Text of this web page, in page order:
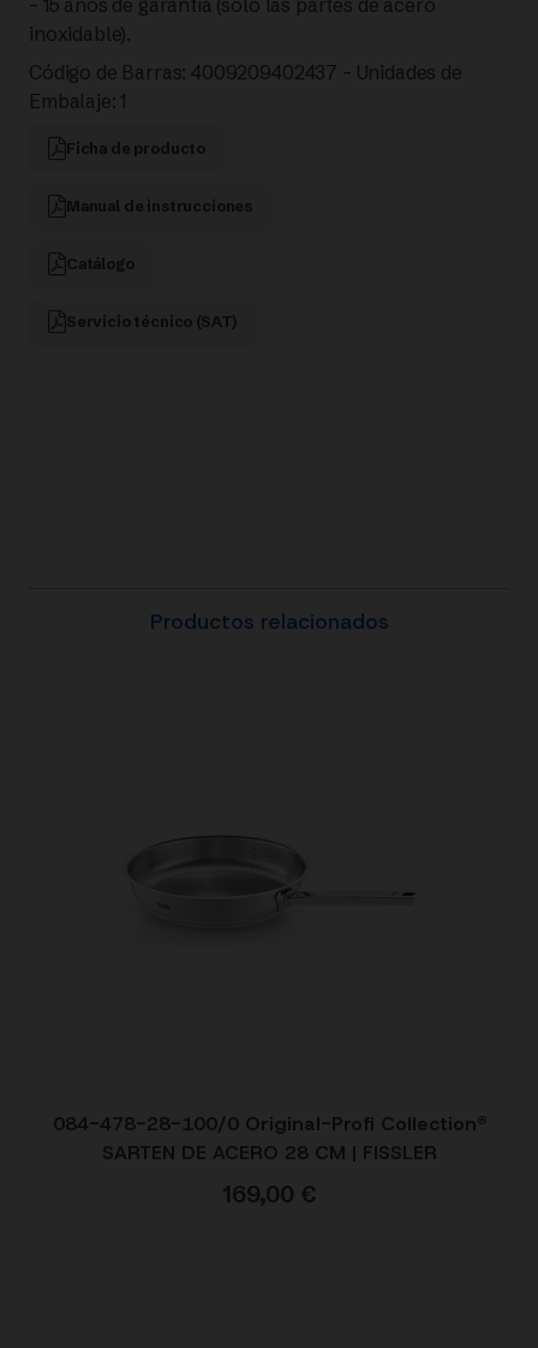
inoxidable).
Código de Barras: 4009209402437 – Unidades de
Embalaje: 1
Ficha de producto
Manual de instrucciones
Catálogo
Servicio técnico (SAT)
Productos relacionados
084-478-28-100/0 Original-Profi Collection®
SARTEN DE ACERO 28 CM | FISSLER
169,00 €